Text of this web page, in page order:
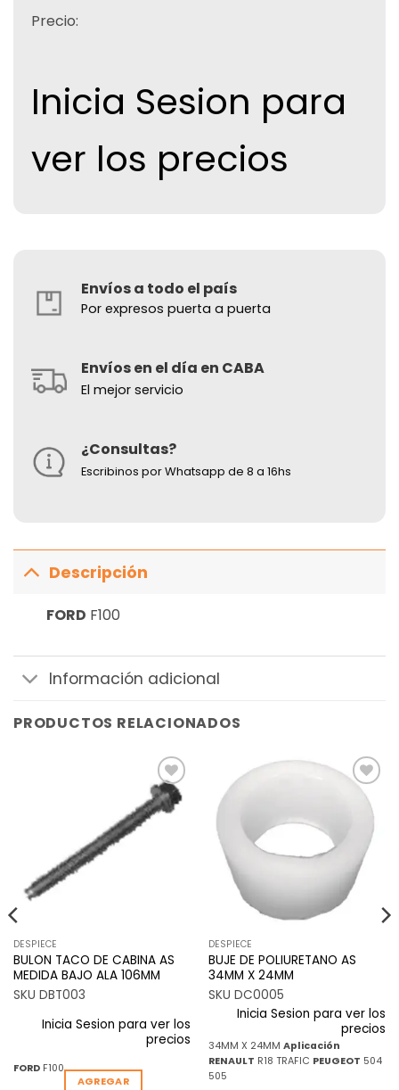
Precio:
Inicia Sesion para
ver los precios
Envíos a todo el país
Por expresos puerta a puerta
Envíos en el día en CABA
El mejor servicio
¿Consultas?
Escribinos por Whatsapp de 8 a 16hs
Descripción
FORD F100
Información adicional
PRODUCTOS RELACIONADOS
Añadir
a la
lista de
DESPIECE
BULON TACO DE CABINA AS
MEDIDA BAJO ALA 106MM
SKU DBT003
Inicia Sesion para ver los
precios
FORDF100
AGREGAR
Añadir
deseos
DESPIECE
BUJE DE POLIURETANO AS
34MM X 24MM
SKU DC0005
Inicia Sesion para ver los
precios
34MM X 24MM Aplicación
RENAULT R18 TRAFIC PEUGEOT 504
505